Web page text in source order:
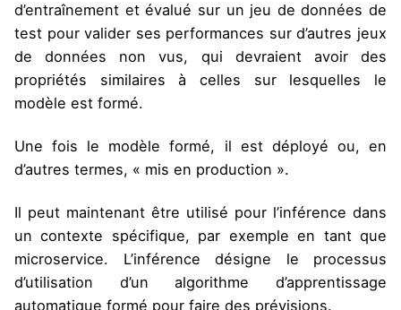
d’entraînement et évalué sur un jeu de données de
test pour valider ses performances sur d’autres jeux
de données non vus, qui devraient avoir des
propriétés similaires à celles sur lesquelles le
modèle est formé.
Une fois le modèle formé, il est déployé ou, en
d’autres termes, « mis en production ».
Il peut maintenant être utilisé pour l’inférence dans
un contexte spécifique, par exemple en tant que
microservice. L’inférence désigne le processus
d’utilisation d’un algorithme d’apprentissage
automatique formé pour faire des prévisions.